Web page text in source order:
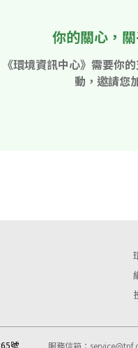
你的關心，
《環境資訊中心》需要你
動，邀請您
號